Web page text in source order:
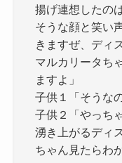
揚げ連想したの
そうな顔と笑い
きますぜ、ディ
マルカリータち
ますよ」
子供１「そうな
子供２「やっち
湧き上がるディ
ちゃん見たらわ